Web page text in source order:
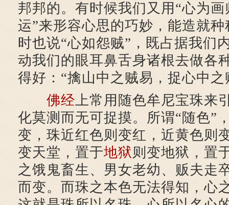
邦邦的。有时候我们又用“心为画
运”来形容心思的巧妙，能造就
时也说“心如怨贼”，既占据我们
动我们的眼耳鼻舌身诸根去做各
得好：“擒山中之贼易，捉心中之
佛经上常用随色牟尼宝珠来
化莫测而无可捉摸。所谓“随色”
变，珠近红色则变红，近黄色则
变天堂，置于地狱 则变地狱，置
之饿鬼畜生、男女老幼、贩夫走
而变。而珠之本色无法得知，心